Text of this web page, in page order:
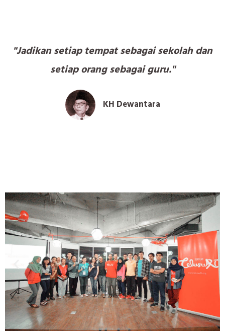
"Jadikan setiap tempat sebagai sekolah dan
setiap orang sebagai guru."
KH Dewantara